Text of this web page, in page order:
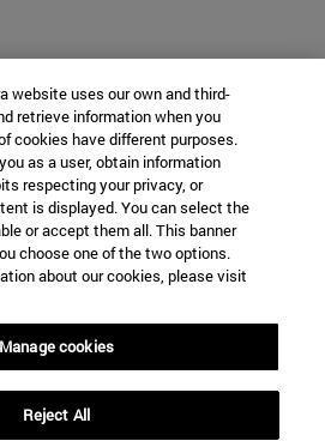
website uses our own and third-
retrieve information when you
cookies have different purposes.
as a user, obtain information
respecting your privacy, or
is displayed. You can select the
or accept them all. This banner
choose one of the two options.
about our cookies, please visit
Manage cookies
Reject All